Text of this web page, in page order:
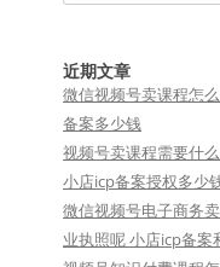
近期文章
微信视频号卖课程怎
备案多少钱
视频号卖课程需要什
小店icp备案授权多少
微信视频号电子商务
业执照呢 小店icp备案